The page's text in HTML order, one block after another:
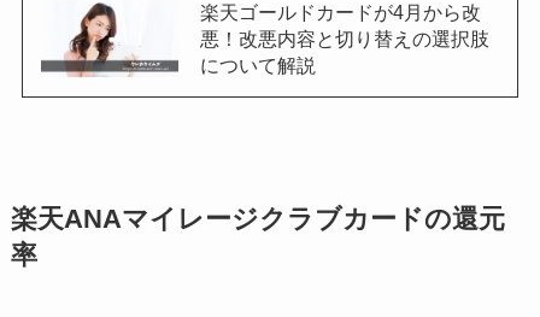
楽天ゴールドカードが4月から改
悪！改悪内容と切り替えの選択肢
について解説
楽天ANAマイレージクラブカードの還元
率